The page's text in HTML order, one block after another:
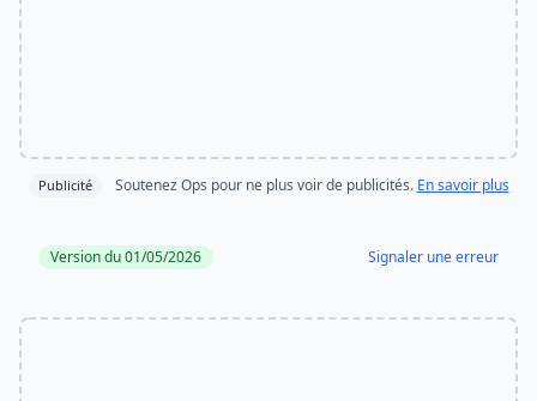
Publicité Soutenez Ops pour ne plus voir de publicités. En savoir plus
Version du 01/05/2026 Signaler une erreur